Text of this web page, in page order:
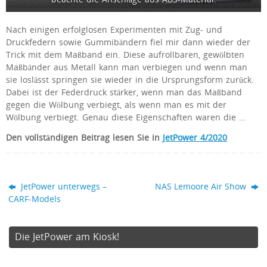
Nach einigen erfolglosen Experimenten mit Zug- und
Druckfedern sowie Gummibändern fiel mir dann wieder der
Trick mit dem Maßband ein. Diese aufrollbaren, gewölbten
Maßbänder aus Metall kann man verbiegen und wenn man
sie loslässt springen sie wieder in die Ursprungsform zurück.
Dabei ist der Federdruck stärker, wenn man das Maßband
gegen die Wölbung verbiegt, als wenn man es mit der
Wölbung verbiegt. Genau diese Eigenschaften waren die …
Den vollständigen Beitrag lesen Sie in JetPower 4/2020
JetPower unterwegs –
CARF-Models
NAS Lemoore Air Show
Die JetPower am Kiosk!